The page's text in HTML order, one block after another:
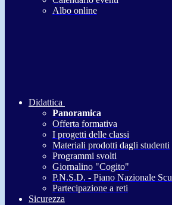
Albo online
Didattica
Panoramica
Offerta formativa
I progetti delle classi
Materiali prodotti dagli studenti
Programmi svolti
Giornalino "Cogito"
P.N.S.D. - Piano Nazionale
Partecipazione a reti
Sicurezza